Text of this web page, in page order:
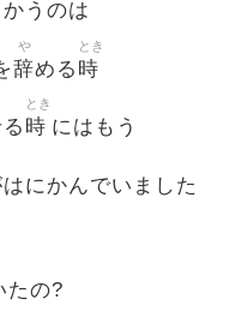
かうのは
辞
や
める 時
とき
時
とき
にはもう
にかんでいました
たの?